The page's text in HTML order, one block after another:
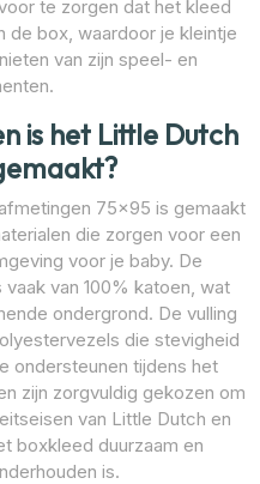
te zorgen dat het kleed
de box, waardoor je kleintje
van zijn speel- en
is het Little Dutch
75×95 is gemaakt
die zorgen voor een
voor je baby. De
van 100% katoen, wat
ondergrond. De vulling
die stevigheid
ondersteunen tijdens het
zijn zorgvuldig gekozen om
van Little Dutch en
boxkleed duurzaam en
is.